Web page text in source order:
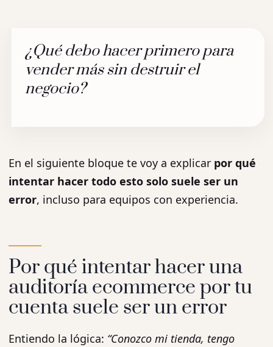
¿Qué debo hacer primero para
vender más sin destruir el
negocio?
En el siguiente bloque te voy a explicar por qué
intentar hacer todo esto solo suele ser un
error, incluso para equipos con experiencia.
Por qué intentar hacer una
auditoría ecommerce por tu
cuenta suele ser un error
Entiendo la lógica: “Conozco mi tienda, tengo